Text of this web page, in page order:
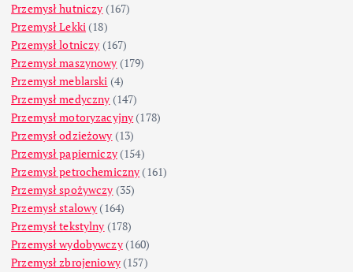
Przemysł hutniczy (167)
Przemysł Lekki (18)
Przemysł lotniczy (167)
Przemysł maszynowy (179)
Przemysł meblarski (4)
Przemysł medyczny (147)
Przemysł motoryzacyjny (178)
Przemysł odzieżowy (13)
Przemysł papierniczy(154)
Przemysł petrochemiczny (161)
Przemysł spożywczy (35)
Przemysł stalowy (164)
Przemysł tekstylny (178)
Przemysł wydobywczy(160)
Przemysł zbrojeniowy(157)